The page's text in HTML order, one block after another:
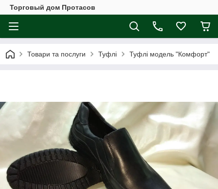
Торговый дом Протасов
Товари та послуги Туфлі Туфлі модель "Комфорт"